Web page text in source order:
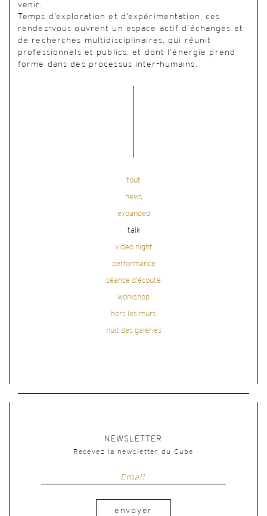
venir.
Temps d’exploration et d’expérimentation, ces
rendez-vous ouvrent un espace actif d’échanges et
de recherches multidisciplinaires, qui réunit
professionnels et publics, et dont l’énergie prend
forme dans des processus inter-humains.
tout
news
expanded
talk
video night
performance
séance d'écoute
workshop
hors les murs
nuit des galeries
NEWSLETTER
Recevez la newsletter du Cube
envoyer